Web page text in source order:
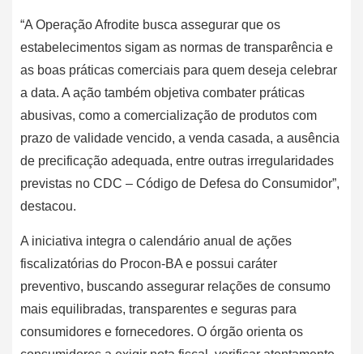
“A Operação Afrodite busca assegurar que os
estabelecimentos sigam as normas de transparência e
as boas práticas comerciais para quem deseja celebrar
a data. A ação também objetiva combater práticas
abusivas, como a comercialização de produtos com
prazo de validade vencido, a venda casada, a ausência
de precificação adequada, entre outras irregularidades
previstas no CDC – Código de Defesa do Consumidor”,
destacou.
A iniciativa integra o calendário anual de ações
fiscalizatórias do Procon-BA e possui caráter
preventivo, buscando assegurar relações de consumo
mais equilibradas, transparentes e seguras para
consumidores e fornecedores. O órgão orienta os